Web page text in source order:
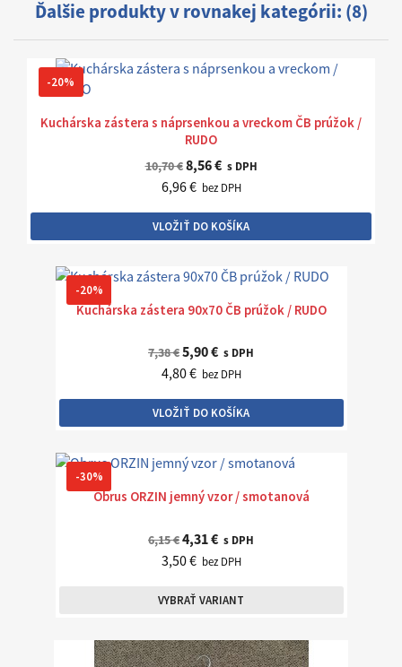
Ďalšie produkty v rovnakej kategórii: (8)
Kuchárska zástera s náprsenkou a vreckom ČB prúžok /
RUDO
10,70 €8,56 € s DPH
6,96 € bez DPH
VLOŽIŤ DO KOŠÍKA
-20%
Kuchárska zástera 90x70 ČB prúžok / RUDO
7,38 €5,90 € s DPH
4,80 € bez DPH
VLOŽIŤ DO KOŠÍKA
-20%
Obrus ORZIN jemný vzor / smotanová
6,15 €4,31 € s DPH
3,50 € bez DPH
VYBRAŤ VARIANT
-30%